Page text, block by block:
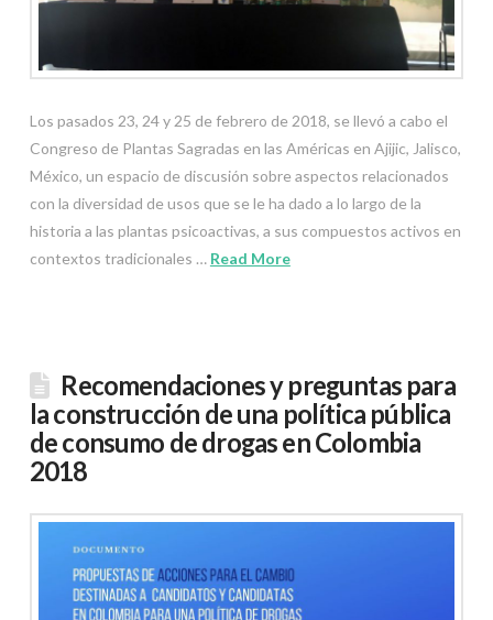
Los pasados 23, 24 y 25 de febrero de 2018, se llevó a cabo el
Congreso de Plantas Sagradas en las Américas en Ajijic, Jalisco,
México, un espacio de discusión sobre aspectos relacionados
con la diversidad de usos que se le ha dado a lo largo de la
historia a las plantas psicoactivas, a sus compuestos activos en
contextos tradicionales … Read More
Recomendaciones y preguntas para
la construcción de una política pública
de consumo de drogas en Colombia
2018